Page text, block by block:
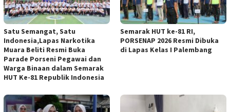
Satu Semangat, Satu
Indonesia,Lapas Narkotika
Muara Beliti Resmi Buka
Parade Porseni Pegawai dan
Warga Binaan dalam Semarak
HUT Ke-81 Republik Indonesia
Semarak HUT ke-81 RI,
PORSENAP 2026 Resmi Dibuka
di Lapas Kelas I Palembang